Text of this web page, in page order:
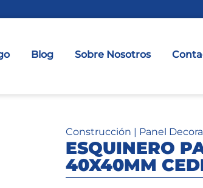
Blog Sobre Nosotros
Construcción | Panel
ESQUINERO
40X40MM